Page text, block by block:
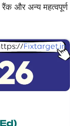
और अन्य महत्वपूर्ण